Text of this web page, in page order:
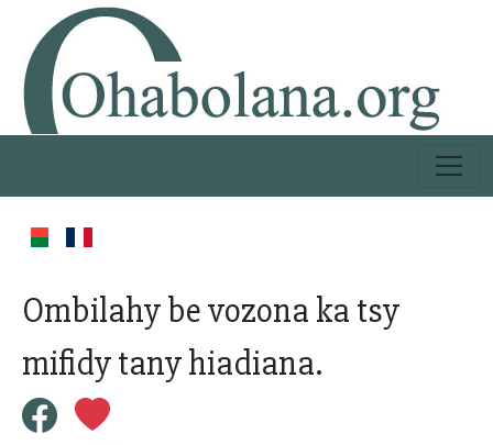
Ombilahy be vozona ka tsy
mifidy tany hiadiana.